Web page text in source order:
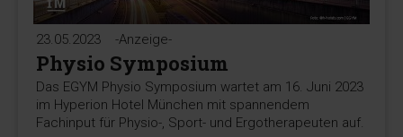
23.05.2023 -Anzeige-
Physio Symposium
Das EGYM Physio Symposium wartet am 16. Juni 2023
im Hyperion Hotel München mit spannendem
Fachinput für Physio-, Sport- und Ergotherapeuten auf.